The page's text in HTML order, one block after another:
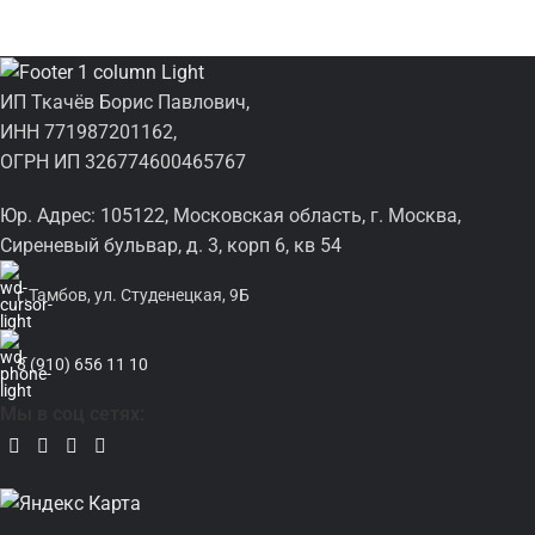
ИП Ткачёв Борис Павлович,
ИНН 771987201162,
ОГРН ИП 326774600465767
Юр. Адрес: 105122, Московская область, г. Москва,
Сиреневый бульвар, д. 3, корп 6, кв 54
г.Тамбов, ул. Студенецкая, 9Б
8 (910) 656 11 10